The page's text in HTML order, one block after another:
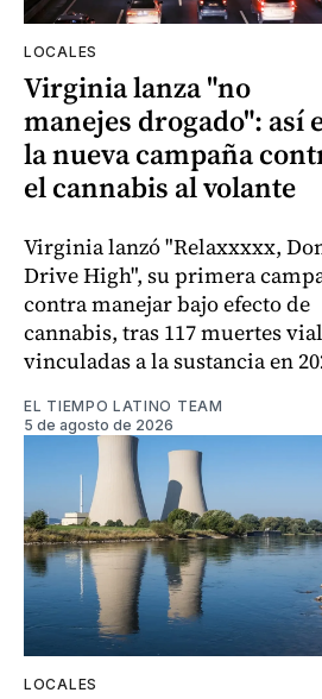
LOCALES
Virginia lanza "no
manejes drogado": así
la nueva campaña
el cannabis al volante
Virginia lanzó "Relaxxxxx,
Drive High", su primera
contra manejar bajo efecto de
cannabis, tras 117 muertes
vinculadas a la sustancia en
EL TIEMPO LATINO TEAM
5 de agosto de 2026
LOCALES